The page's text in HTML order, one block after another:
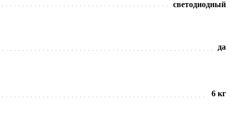
светодиодный
да
6 кг